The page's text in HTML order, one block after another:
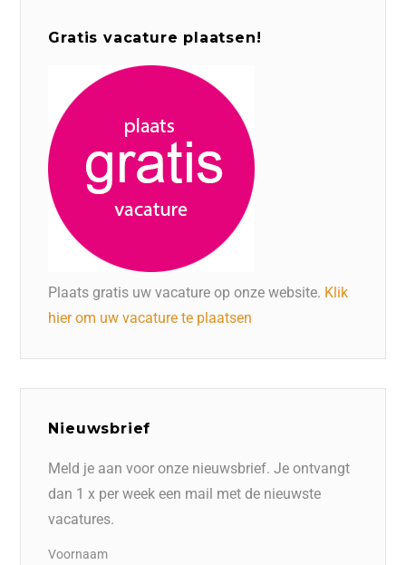
Gratis vacature plaatsen!
Plaats gratis uw vacature op onze website. Klik
hier om uw vacature te plaatsen
Nieuwsbrief
Meld je aan voor onze nieuwsbrief. Je ontvangt
dan 1 x per week een mail met de nieuwste
vacatures.
Voornaam